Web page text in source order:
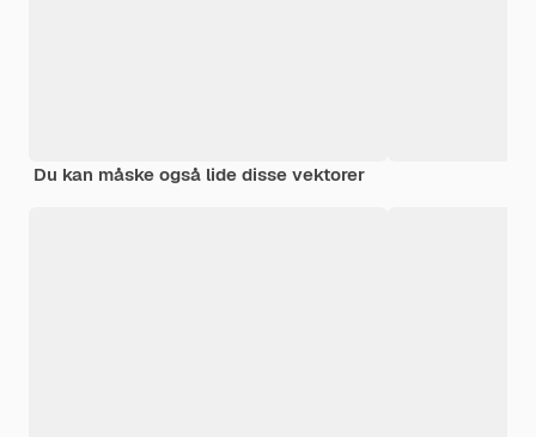
Du kan måske også lide disse vektorer